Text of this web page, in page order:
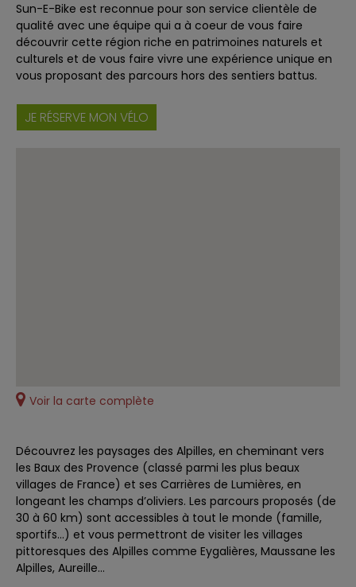
Sun-E-Bike est reconnue pour son service clientèle de
qualité avec une équipe qui a à coeur de vous faire
découvrir cette région riche en patrimoines naturels et
culturels et de vous faire vivre une expérience unique en
vous proposant des parcours hors des sentiers battus.
JE RÉSERVE MON VÉLO
Voir la carte complète
Découvrez les paysages des Alpilles, en cheminant vers
les Baux des Provence (classé parmi les plus beaux
villages de France) et ses Carrières de Lumières, en
longeant les champs d’oliviers. Les parcours proposés (de
30 à 60 km) sont accessibles à tout le monde (famille,
sportifs…) et vous permettront de visiter les villages
pittoresques des Alpilles comme Eygalières, Maussane les
Alpilles, Aureille…